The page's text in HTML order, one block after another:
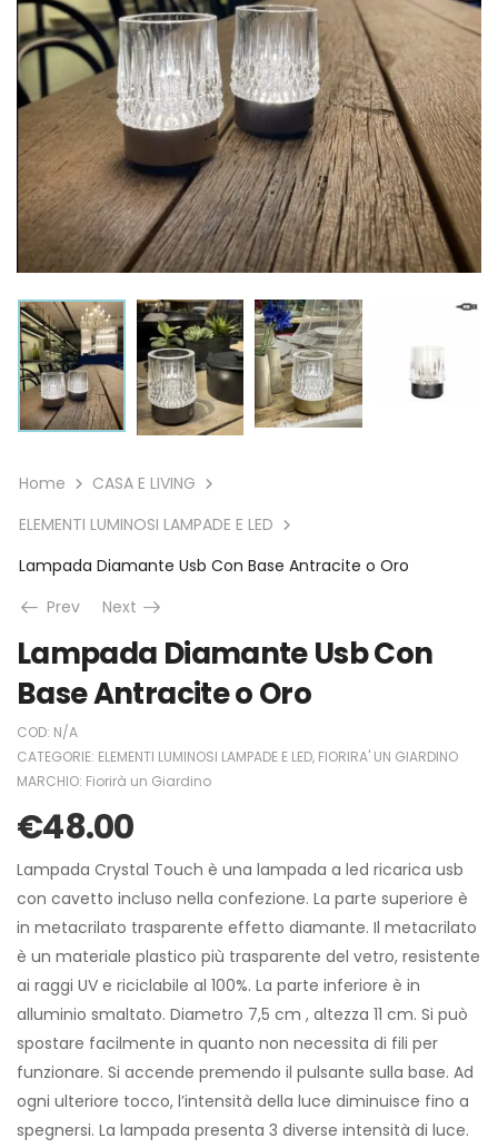
Home
CASA E LIVING
ELEMENTI LUMINOSI LAMPADE E LED
Lampada Diamante Usb Con Base Antracite o Oro
Prev
Next
Lampada Diamante Usb Con
Base Antracite o Oro
COD: N/A
CATEGORIE: ELEMENTI LUMINOSI LAMPADE E LED, FIORIRA' UN GIARDINO
MARCHIO: Fiorirà un Giardino
€48.00
Lampada Crystal Touch è una lampada a led ricarica usb
con cavetto incluso nella confezione. La parte superiore è
in metacrilato trasparente effetto diamante. Il metacrilato
è un materiale plastico più trasparente del vetro, resistente
ai raggi UV e riciclabile al 100%. La parte inferiore è in
alluminio smaltato. Diametro 7,5 cm , altezza 11 cm. Si può
spostare facilmente in quanto non necessita di fili per
funzionare. Si accende premendo il pulsante sulla base. Ad
ogni ulteriore tocco, l’intensità della luce diminuisce fino a
spegnersi. La lampada presenta 3 diverse intensità di luce.